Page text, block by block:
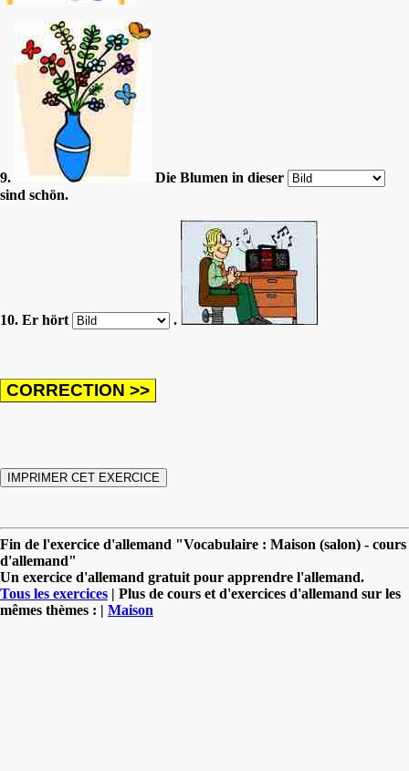
9.
Die Blumen in dieser
sind schön.
10. Er hört .
Fin de l'exercice d'allemand "Vocabulaire : Maison (salon) - cours
d'allemand"
Un exercice d'allemand gratuit pour apprendre l'allemand.
Tous les exercices | Plus de cours et d'exercices d'allemand sur les
mêmes thèmes : | Maison